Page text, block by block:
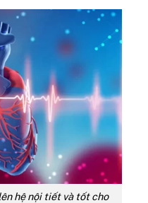
hệ nội tiết và tốt cho